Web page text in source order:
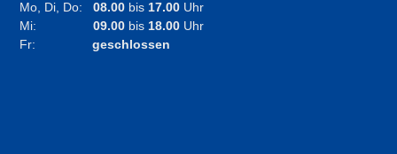
Mo, Di, Do:08.00 bis17.00 Uhr
Mi:09.00 bis18.00 Uhr
Fr:
geschlossen